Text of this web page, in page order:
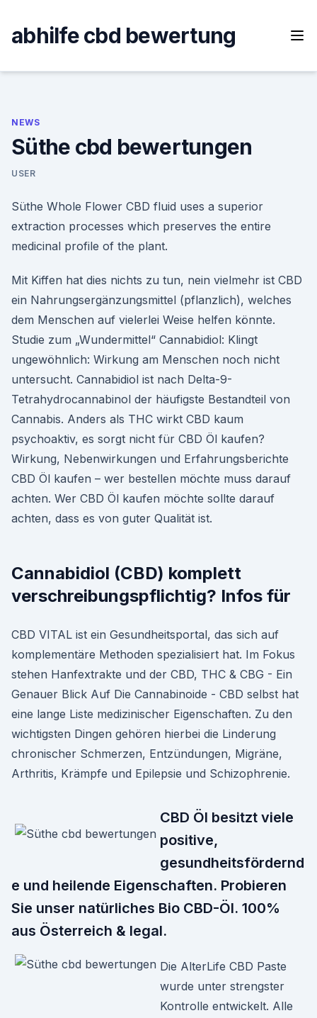
content
abhilfe cbd bewertung
NEWS
Süthe cbd bewertungen
USER
Süthe Whole Flower CBD fluid uses a superior
extraction processes which preserves the entire
medicinal profile of the plant.
Mit Kiffen hat dies nichts zu tun, nein vielmehr ist CBD
ein Nahrungsergänzungsmittel (pflanzlich), welches
dem Menschen auf vielerlei Weise helfen könnte.
Studie zum „Wundermittel“ Cannabidiol: Klingt
ungewöhnlich: Wirkung am Menschen noch nicht
untersucht. Cannabidiol ist nach Delta-9-
Tetrahydrocannabinol der häufigste Bestandteil von
Cannabis. Anders als THC wirkt CBD kaum
psychoaktiv, es sorgt nicht für CBD Öl kaufen?
Wirkung, Nebenwirkungen und Erfahrungsberichte
CBD Öl kaufen – wer bestellen möchte muss darauf
achten. Wer CBD Öl kaufen möchte sollte darauf
achten, dass es von guter Qualität ist.
Cannabidiol (CBD) komplett
verschreibungspflichtig? Infos für
CBD VITAL ist ein Gesundheitsportal, das sich auf
komplementäre Methoden spezialisiert hat. Im Fokus
stehen Hanfextrakte und der CBD, THC & CBG - Ein
Genauer Blick Auf Die Cannabinoide - CBD selbst hat
eine lange Liste medizinischer Eigenschaften. Zu den
wichtigsten Dingen gehören hierbei die Linderung
chronischer Schmerzen, Entzündungen, Migräne,
Arthritis, Krämpfe und Epilepsie und Schizophrenie.
CBD Öl besitzt viele
positive,
gesundheitsfördernd
e und heilende Eigenschaften. Probieren
Sie unser natürliches Bio CBD-Öl. 100%
aus Österreich & legal.
Die AlterLife CBD Paste
wurde unter strengster
Kontrolle entwickelt. Alle